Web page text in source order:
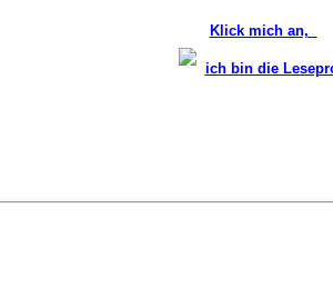
Klick mich an,
ich bin die